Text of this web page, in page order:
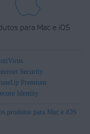
para Mac e iOS
Security
Premium
Identity
produtos para Mac e iOS